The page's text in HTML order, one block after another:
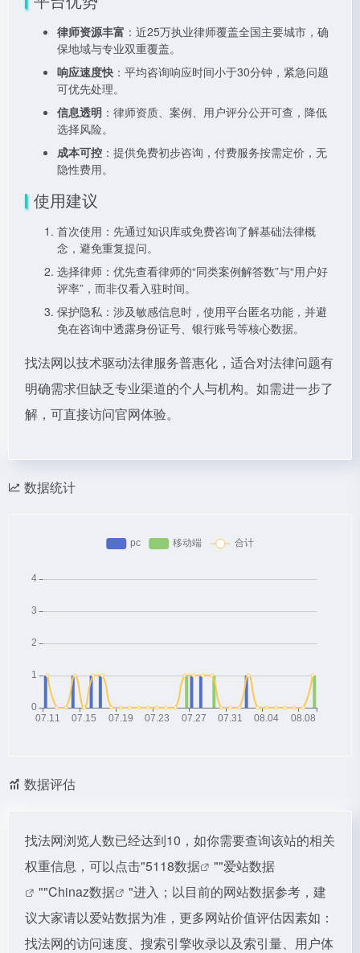
律师资源丰富 ：近25万执业律师覆盖全国主要城市，确
保地域与专业双重覆盖。
响应速度快 ：平均咨询响应时间小于30分钟，紧急问题
可优先处理。
信息透明 ：律师资质、案例、用户评分公开可查，降低
选择风险。
成本可控 ：提供免费初步咨询，付费服务按需定价，无
隐性费用。
使用建议
首次使用：先通过知识库或免费咨询了解基础法律概
念，避免重复提问。
选择律师：优先查看律师的“同类案例解答数”与“用户好
评率”，而非仅看入驻时间。
保护隐私：涉及敏感信息时，使用平台匿名功能，并避
免在咨询中透露身份证号、银行账号等核心数据。
找法网以技术驱动法律服务普惠化，适合对法律问题有
明确需求但缺乏专业渠道的个人与机构。如需进一步了
解，可直接访问官网体验。
数据统计
数据评估
找法网浏览人数已经达到10，如你需要查询该站的相关
权重信息，可以点击"5118数据 ""爱站数据
""Chinaz数据
"进入；以目前的网站数据参考，建
议大家请以爱站数据为准，更多网站价值评估因素如：
找法网的访问速度、搜索引擎收录以及索引量、用户体